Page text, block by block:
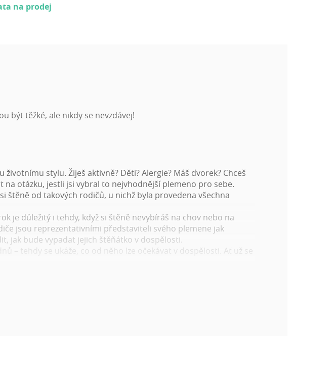
na prodej
být těžké, ale nikdy se nevzdávej!
stylu. Žiješ aktivně? Děti? Alergie? Máš dvorek? Chceš
otázku, jestli jsi vybral to nejvhodnější plemeno pro sebe.
od takových rodičů, u nichž byla provedena všechna
je důležitý i tehdy, když si štěně nevybíráš na chov nebo na
jsou reprezentativními představiteli svého plemene jak
jak bude vypadat jejich štěňátko v dospělosti.
– tehdy se ukáže, co od něho lze očekávat v dospělosti. Ať už se